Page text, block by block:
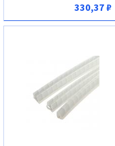
В корзину
330,37 ₽